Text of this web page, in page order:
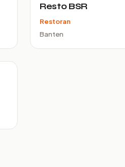
Resto BSR
Restoran
Banten